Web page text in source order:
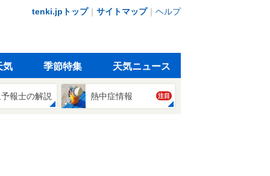
tenki.jpトップ｜ サイトマップ｜ ヘルプ
気 季節特集 天気ニュース
報士の解説 熱中症情報 注目